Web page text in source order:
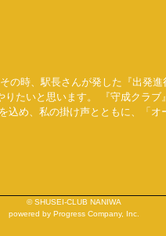
時、駅長さんが発した『出発
たいと思います。 『守成クラ
め、私の掛け声とともに、「オ
© SHUSEI-CLUB NANIWA
powered by Progress Company, Inc.